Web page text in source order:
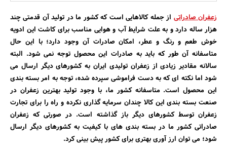
زعفران صادراتی از جمله کالاهایی است که کشور ما در تولید آن قدمتی چند
هزار ساله دارد و به علت شرایط آب و هوایی مناسب برای کاشت این ادویه
خوش طعم و رنگ و عطر، امکان صادرات آن وجود دارد؛ با این حال
متاسفانه آن طور که باید به صادرات این محصول توجه نمی شود. البته
سالانه مقادیر زیادی از زعفران تولیدی ایران به کشورهای دیگر ارسال می
شود اما نکته ای که به دست فراموشی سپرده شده، توجه به امر بسته بندی
این محصول است. متاسفانه کشور ما، با وجود تولید بهترین زعفران در
صنعت بسته بندی این کالا چندان سرمایه گذاری نکرده و راه را برای تجارت
زعفران توسط کشورهای دیگر باز گذاشته است. در صورتی که زعفران
صادراتی کشور ما در بسته بندی های با کیفیت به کشورهای دیگر ارسال
شود؛ می توان ارز آوری بهتری برای کشور پیش بینی کرد.